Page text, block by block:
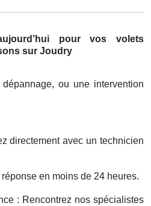
pour vos volets
sur Joudry
ou une intervention
directement avec un technicien
en moins de 24 heures.
: Rencontrez nos spécialistes